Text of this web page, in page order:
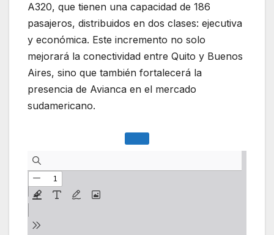
A320, que tienen una capacidad de 186
pasajeros, distribuidos en dos clases: ejecutiva
y económica. Este incremento no solo
mejorará la conectividad entre Quito y Buenos
Aires, sino que también fortalecerá la
presencia de Avianca en el mercado
sudamericano.